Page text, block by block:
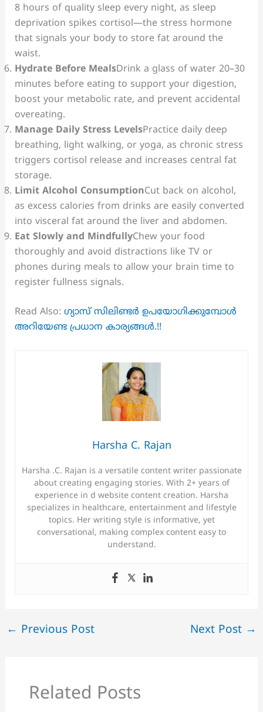
8 hours of quality sleep every night, as sleep
deprivation spikes cortisol—the stress hormone
that signals your body to store fat around the
waist.
Hydrate Before MealsDrink a glass of water 20–30
minutes before eating to support your digestion,
boost your metabolic rate, and prevent accidental
overeating.
Manage Daily Stress LevelsPractice daily deep
breathing, light walking, or yoga, as chronic stress
triggers cortisol release and increases central fat
storage.
Limit Alcohol ConsumptionCut back on alcohol,
as excess calories from drinks are easily converted
into visceral fat around the liver and abdomen.
Eat Slowly and MindfullyChew your food
thoroughly and avoid distractions like TV or
phones during meals to allow your brain time to
register fullness signals.
Read Also: ഗ്യാസ് സിലിണ്ടർ ഉപയോഗിക്കുമ്പോൾ
അറിയേണ്ട പ്രധാന കാര്യങ്ങൾ.!!
Harsha C. Rajan
Harsha .C. Rajan is a versatile content writer passionate
about creating engaging stories. With 2+ years of
experience in d website content creation. Harsha
specializes in healthcare, entertainment and lifestyle
topics. Her writing style is informative, yet
conversational, making complex content easy to
understand.
← Previous Post Next Post →
Related Posts